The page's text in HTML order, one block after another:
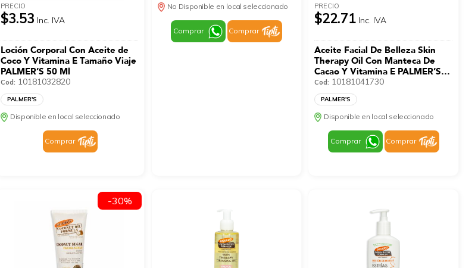
PRECIO
$3.53 Inc. IVA
Loción Corporal Con Aceite de
Coco Y Vitamina E Tamaño Viaje
PALMER’S 50 Ml
Cod: 10181032820
PALMER'S
Disponible en local seleccionado
Comprar
No Disponible en local seleccionado
Comprar Comprar
PRECIO
$22.71 Inc. IVA
Aceite Facial De Belleza Skin
Therapy Oil Con Manteca De
Cacao Y Vitamina E PALMER’S
30 Ml
Cod: 10181041730
PALMER'S
Disponible en local seleccionado
Comprar Comprar
-30%